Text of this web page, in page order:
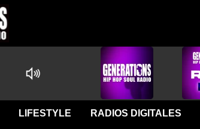
LIFESTYLE RADIOS DIGITALES